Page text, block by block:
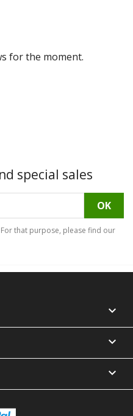
for the moment.
special sales
that purpose, please find our


